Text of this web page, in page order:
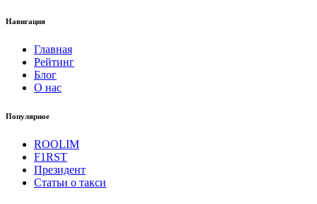
Навигация
Главная
Рейтинг
Блог
О нас
Популярное
ROOLIM
F1RST
Президент
Статьи о такси